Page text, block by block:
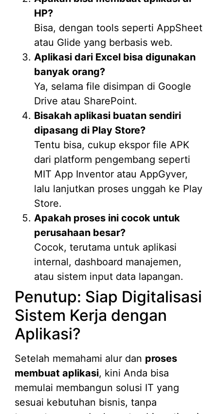
HP?
Bisa, dengan tools seperti AppSheet
atau Glide yang berbasis web.
Aplikasi dari Excel bisa digunakan
banyak orang?
Ya, selama file disimpan di Google
Drive atau SharePoint.
Bisakah aplikasi buatan sendiri
dipasang di Play Store?
Tentu bisa, cukup ekspor file APK
dari platform pengembang seperti
MIT App Inventor atau AppGyver,
lalu lanjutkan proses unggah ke Play
Store.
Apakah proses ini cocok untuk
perusahaan besar?
Cocok, terutama untuk aplikasi
internal, dashboard manajemen,
atau sistem input data lapangan.
Penutup: Siap Digitalisasi
Sistem Kerja dengan
Aplikasi?
Setelah memahami alur dan proses
membuat aplikasi, kini Anda bisa
memulai membangun solusi IT yang
sesuai kebutuhan bisnis, tanpa